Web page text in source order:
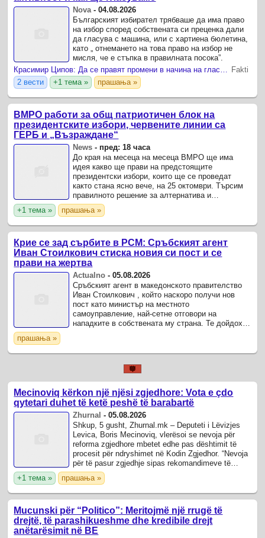
Nova -04.08.2026
Българският избирател трябваше да има право
на избор според собствената си преценка дали
да гласува с машина, или с хартиена бюлетина,
като „ отнемането на това право на избор не
мисля, че е стъпка в правилната посока”.
Fakti
2 вести
+1 тема » прашања »
ВМРО работи за общ патриотичен блок на
президентските избори, червените линии са
ГЕРБ и „Възраждане“
News - пред: 18 часа
До края на месеца на месеца ВМРО ще има
идея какво ще прави на предстоящите
президентски избори, които ще се проведат
както стана ясно вече, на 25 октомври. Търсим
правилното решение за алтернатива и
рестартиране на патриотичното пространство в
България, което беше разпиляно и ...
+1 тема » прашања »
Крие се зад сърбите в РСМ: Сръбският агент
Иван Стоилкович стиска новия си пост и се
прави на жертва
Actualno -05.08.2026
Сръбският агент в македонското правителство
Иван Стоилкович , който наскоро получи нов
пост като министър на местното
самоуправление, най-сетне отговори на
нападките в собствената му страна. Те дойдоха
прашања »
Mecinoviq kërkon një njësi zgjedhore: Vota e çdo
qytetari duhet të ketë peshë të barabartë
Zhurnal -05.08.2026
Shkup, 5 gusht, Zhurnal.mk – Deputeti i Lëvizjes
Levica, Boris Mecinoviq, vlerësoi se nevoja për
reforma zgjedhore mbetet edhe pas dështimit të
procesit për ndryshimet në Kodin Zgjedhor. “Nevoja
për të pasur zgjedhje sipas rekomandimeve të
OSBE/ODIHR dhe standardeve ...
+1 тема » прашања »
Mucunski për “Politico”: Meritojmë një rrugë të
drejtë, të parashikueshme dhe kredibile drejt
anëtarësimit në BE